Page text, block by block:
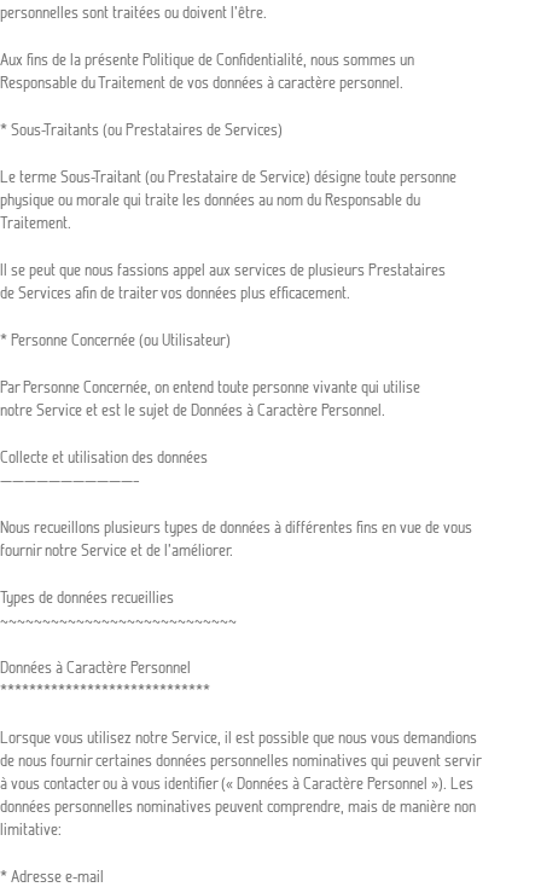
personnelles sont traitées ou doivent l’être.
Aux fins de la présente Politique de Confidentialité, nous sommes un
Responsable du Traitement de vos données à caractère personnel.
* Sous-Traitants (ou Prestataires de Services)
Le terme Sous-Traitant (ou Prestataire de Service) désigne toute personne
physique ou morale qui traite les données au nom du Responsable du
Traitement.
Il se peut que nous fassions appel aux services de plusieurs Prestataires
de Services afin de traiter vos données plus efficacement.
* Personne Concernée (ou Utilisateur)
Par Personne Concernée, on entend toute personne vivante qui utilise
notre Service et est le sujet de Données à Caractère Personnel.
Collecte et utilisation des données
———————————–
Nous recueillons plusieurs types de données à différentes fins en vue de vous
fournir notre Service et de l’améliorer.
Types de données recueillies
~~~~~~~~~~~~~~~~~~~~~~~~~~~~
Données à Caractère Personnel
*****************************
Lorsque vous utilisez notre Service, il est possible que nous vous demandions
de nous fournir certaines données personnelles nominatives qui peuvent servir
à vous contacter ou à vous identifier (« Données à Caractère Personnel »). Les
données personnelles nominatives peuvent comprendre, mais de manière non
limitative:
* Adresse e-mail